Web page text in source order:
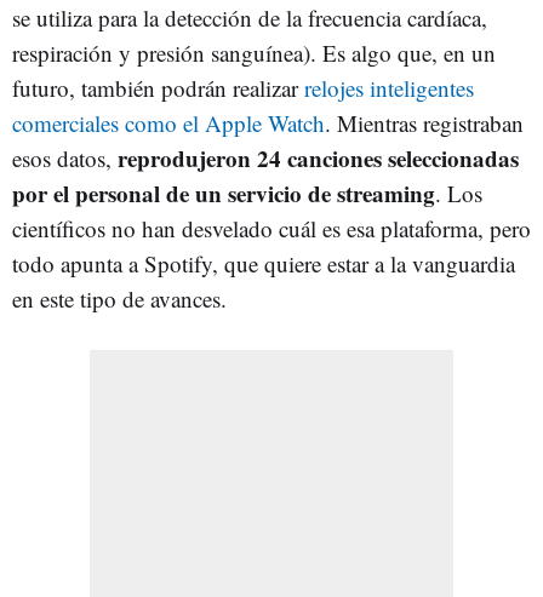
se utiliza para la detección de la frecuencia cardíaca,
respiración y presión sanguínea). Es algo que, en un
futuro, también podrán realizarrelojes inteligentes
comerciales como el Apple Watch. Mientras registraban
esos datos, reprodujeron 24 canciones seleccionadas
por el personal de un servicio de streaming. Los
científicos no han desvelado cuál es esa plataforma, pero
todo apunta a Spotify, que quiere estar a la vanguardia
en este tipo de avances.